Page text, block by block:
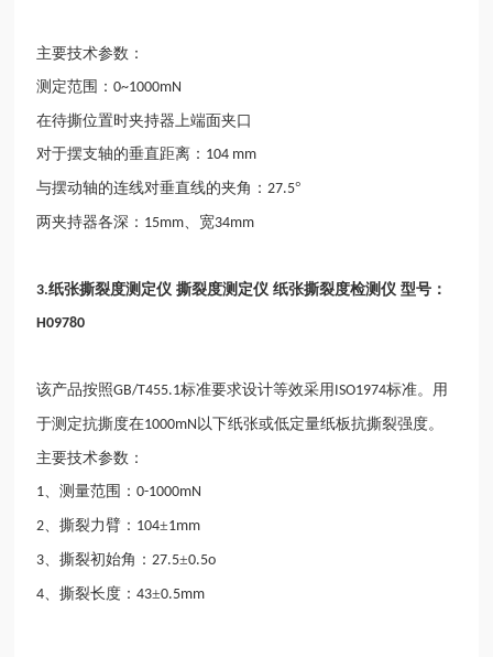
主要技术参数：
测定范围：0~1000mN
在待撕位置时夹持器上端面夹口
对于摆支轴的垂直距离： 104 mm
与摆动轴的连线对垂直线的夹角： 27.5°
两夹持器各深： 15mm 、宽34mm
3.纸张撕裂度测定仪 撕裂度测定仪 纸张撕裂度检测仪 型号：
H09780
该产品按照GB/T455.1标准要求设计等效采用 ISO1974标准。用
于测定抗撕度在1000mN 以下纸张或低定量纸板抗撕裂强度。
主要技术参数：
1 、测量范围：0-1000mN
2 、撕裂力臂： 104±1mm
3 、撕裂初始角： 27.5±0.5o
4 、撕裂长度：43±0.5mm